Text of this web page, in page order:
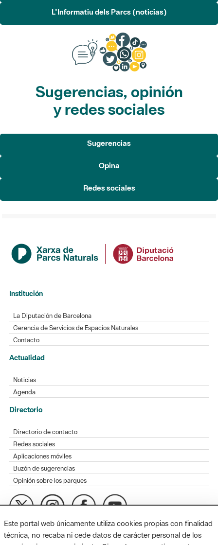
L'Informatiu dels Parcs (noticias)
Sugerencias, opinión
y redes sociales
Sugerencias
Opina
Redes sociales
Institución
La Diputación de Barcelona
Gerencia de Servicios de Espacios Naturales
Contacto
Actualidad
Noticias
Agenda
Directorio
Directorio de contacto
Redes sociales
Aplicaciones móviles
Buzón de sugerencias
Opinión sobre los parques
MAPA WEB AVISO LEGAL ACCESIBILIDAD
Este portal web únicamente utiliza cookies propias con finalidad
técnica, no recaba ni cede datos de carácter personal de los